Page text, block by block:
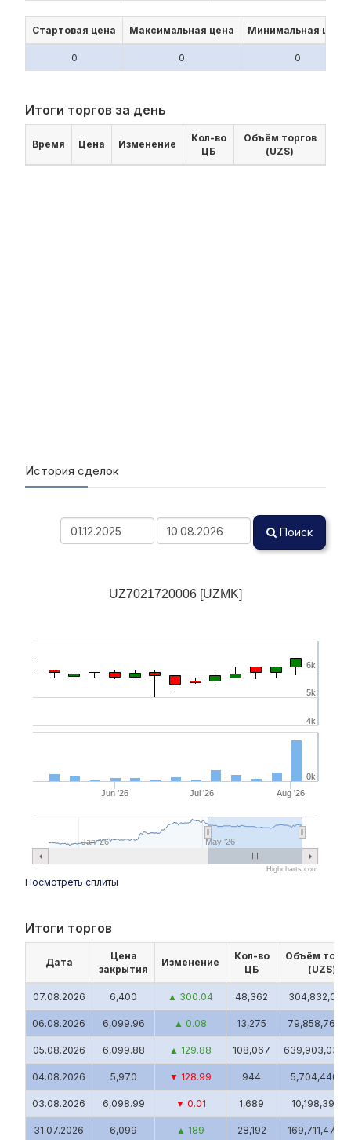
Стартовая цена Максимальная цена Минимальная цена
0 0 0
Итоги торгов за день
Время Цена Изменение
Кол-во
ЦБ
Объём торгов
(UZS)
История сделок
Поиск
UZ7021720006 [UZMK]
Jun '26 Jul '26 Aug '26
Jan '26 May '26
4k
5k
6k
0k
Highcharts.com
Посмотреть сплиты
Итоги торгов
Дата
Цена
закрытия
Изменение
Кол-во
ЦБ
Объём
(UZS)
07.08.2026 6,400 ▲ 300.04 48,362
06.08.2026 6,099.96 ▲ 0.08 13,275
05.08.2026 6,099.88 ▲ 129.88 108,067
04.08.2026 5,970 ▼ 128.99 944
03.08.2026 6,098.99 ▼ 0.01 1,689 10,198,397.17
31.07.2026 6,099 ▲ 189 28,192